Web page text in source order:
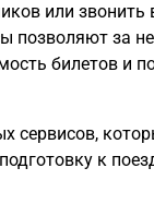
или
позволяют за
билетов и
сервисов,
к